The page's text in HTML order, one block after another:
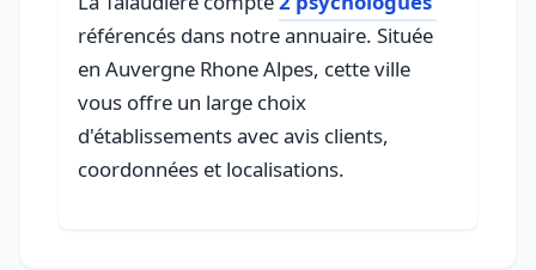
référencés dans notre annuaire. Située
en Auvergne Rhone Alpes, cette ville
vous offre un large choix
d'établissements avec avis clients,
coordonnées et localisations.